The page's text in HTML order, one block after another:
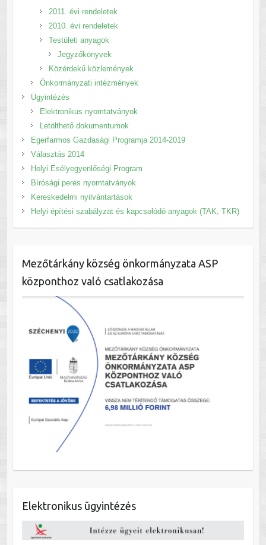
2011. évi rendeletek
2010. évi rendeletek
Testületi anyagok
Jegyzőkönyvek
Közérdekű közlemények
Önkormányzati intézmények
Ügyintézés
Elektronikus nyomtatványok
Letölthető dokumentumok
Egerfarmos Gazdasági Programja 2014-2019
Választás 2014
Helyi Esélyegyenlőségi Program
Bírósági peres nyomtatványok
Kereskedelmi nyilvántartások
Helyi építési szabályzat és kapcsolódó anyagok (TAK, TKR)
Mezőtárkány község önkormányzata ASP
központhoz való csatlakozása
Elektronikus ügyintézés